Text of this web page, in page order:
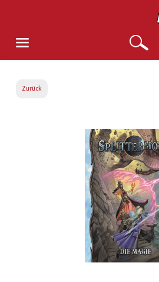
Zurück
Bildergalerie überspringen